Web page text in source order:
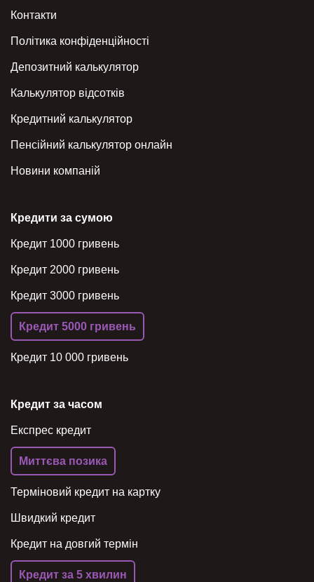
Контакти
Політика конфіденційності
Депозитний калькулятор
Калькулятор відсотків
Кредитний калькулятор
Пенсійний калькулятор онлайн
Новини компаній
Кредити за сумою
Кредит 1000 гривень
Кредит 2000 гривень
Кредит 3000 гривень
Кредит 5000 гривень
Кредит 10 000 гривень
Кредит за часом
Експрес кредит
Миттєва позика
Терміновий кредит на картку
Швидкий кредит
Кредит на довгий термін
Кредит за 5 хвилин